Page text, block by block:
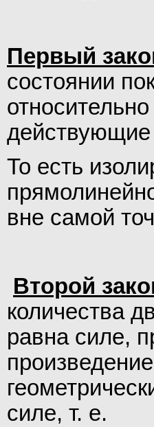
Первый
состоянии
действующие
То есть
вне самой
Второй
количества
равна силе,
силе, т. е.